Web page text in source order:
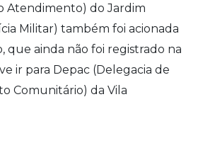
Atendimento) do Jardim
Militar) também foi acionada
que ainda não foi registrado na
ir para Depac (Delegacia de
Comunitário) da Vila